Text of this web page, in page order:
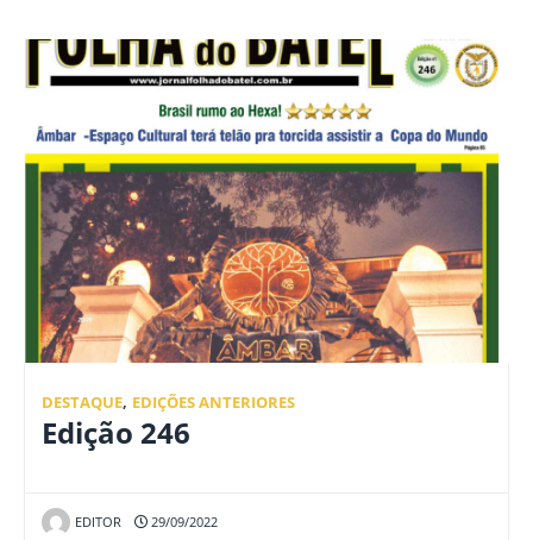
DESTAQUE, EDIÇÕES ANTERIORES
Edição 246
EDITOR 29/09/2022